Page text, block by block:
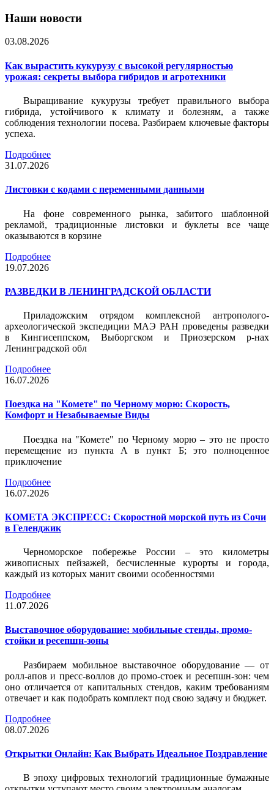
Наши новости
03.08.2026
Как вырастить кукурузу с высокой регулярностью
урожая: секреты выбора гибридов и агротехники
Выращивание кукурузы требует правильного выбора
гибрида, устойчивого к климату и болезням, а также
соблюдения технологии посева. Разбираем ключевые факторы
успеха.
Подробнее
31.07.2026
Листовки c кодами с переменными данными
На фоне современного рынка, забитого шаблонной
рекламой, традиционные листовки и буклеты все чаще
оказываются в корзине
Подробнее
19.07.2026
РАЗВЕДКИ В ЛЕНИНГРАДСКОЙ ОБЛАСТИ
Приладожским отрядом комплексной антрополого-
археологической экспедиции МАЭ РАН проведены разведки
в Кингисеппском, Выборгском и Приозерском р-нах
Ленинградской обл
Подробнее
16.07.2026
Поездка на "Комете" по Черному морю: Скорость,
Комфорт и Незабываемые Виды
Поездка на "Комете" по Черному морю – это не просто
перемещение из пункта А в пункт Б; это полноценное
приключение
Подробнее
16.07.2026
КОМЕТА ЭКСПРЕСС: Скоростной морской путь из Сочи
в Геленджик
Черноморское побережье России – это километры
живописных пейзажей, бесчисленные курорты и города,
каждый из которых манит своими особенностями
Подробнее
11.07.2026
Выставочное оборудование: мобильные стенды, промо-
стойки и ресепшн-зоны
Разбираем мобильное выставочное оборудование — от
ролл-апов и пресс-воллов до промо-стоек и ресепшн-зон: чем
оно отличается от капитальных стендов, каким требованиям
отвечает и как подобрать комплект под свою задачу и бюджет.
Подробнее
08.07.2026
Открытки Онлайн: Как Выбрать Идеальное Поздравление
В эпоху цифровых технологий традиционные бумажные